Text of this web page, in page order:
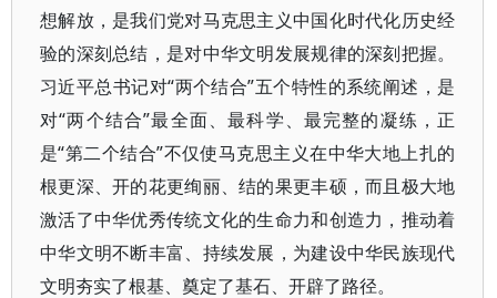
想解放，是我们党对马克思主义中国化时代化历史经
验的深刻总结，是对中华文明发展规律的深刻把握。
习近平总书记对“两个结合”五个特性的系统阐述，是
对“两个结合”最全面、最科学、最完整的凝练，正
是“第二个结合”不仅使马克思主义在中华大地上扎的
根更深、开的花更绚丽、结的果更丰硕，而且极大地
激活了中华优秀传统文化的生命力和创造力，推动着
中华文明不断丰富、持续发展，为建设中华民族现代
文明夯实了根基、奠定了基石、开辟了路径。